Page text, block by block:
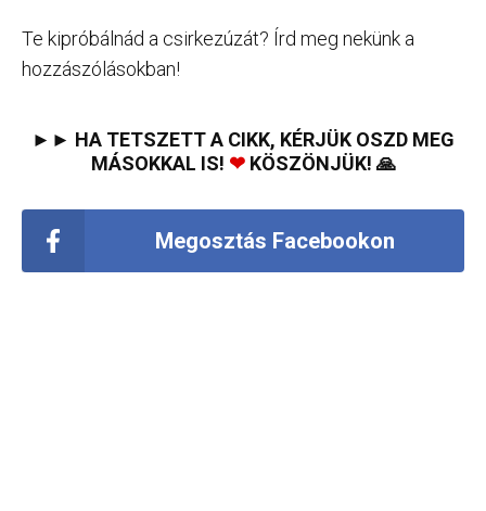
Te kipróbálnád a csirkezúzát? Írd meg nekünk a
hozzászólásokban!
►► HA TETSZETT A CIKK, KÉRJÜK OSZD MEG
MÁSOKKAL IS! ❤KÖSZÖNJÜK! 🙏
Megosztás Facebookon